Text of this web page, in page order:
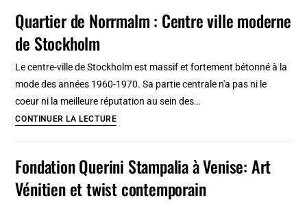
immense
Quartier de Norrmalm : Centre ville moderne
de Stockholm
Le centre-ville de Stockholm est massif et fortement bétonné à la
mode des années 1960-1970. Sa partie centrale n'a pas ni le
coeur ni la meilleure réputation au sein des…
CONTINUER LA LECTUREQuartier
Centre
ville
Fondation Querini Stampalia à Venise: Art
Vénitien et twist contemporain